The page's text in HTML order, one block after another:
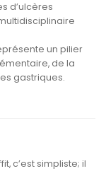
d’ulcères
un pilier
de la
gastriques.
c’est simpliste; il